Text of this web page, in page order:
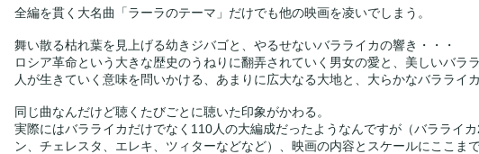
全編を貫く大名曲「ラーラのテーマ」だけでも他の映画を凌いでしまう。
舞い散る枯れ葉を見上げる幼きジバゴと、やるせないバラライカの響き・・・
ロシア革命という大きな歴史のうねりに翻弄されていく男女の愛と、美しいバラ
人が生きていく意味を問いかける、あまりに広大なる大地と、大らかなバラライ
同じ曲なんだけど聴くたびごとに聴いた印象がかわる。
実際にはバラライカだけでなく110人の大編成だったようなんですが（バラライ
ン、チェレスタ、エレキ、ツィターなどなど）、映画の内容とスケールにここま